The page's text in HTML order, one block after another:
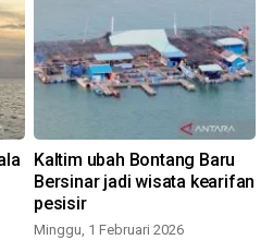
Kaltim ubah Bontang Baru
Bersinar jadi wisata kearifan
pesisir
Minggu, 1 Februari 2026